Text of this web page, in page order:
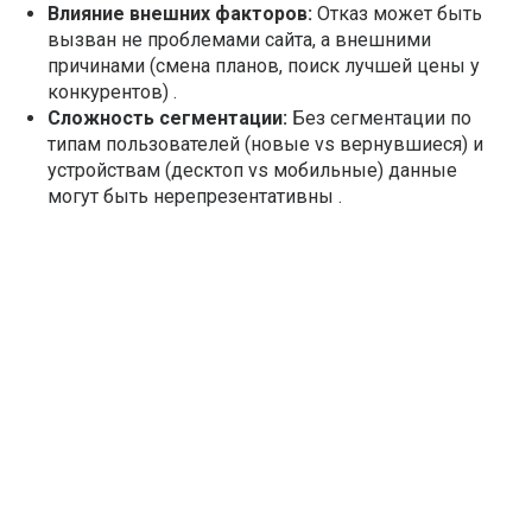
Влияние внешних факторов: Отказ может быть
вызван не проблемами сайта, а внешними
причинами (смена планов, поиск лучшей цены у
конкурентов) .
Сложность сегментации: Без сегментации по
типам пользователей (новые vs вернувшиеся) и
устройствам (десктоп vs мобильные) данные
могут быть нерепрезентативны .